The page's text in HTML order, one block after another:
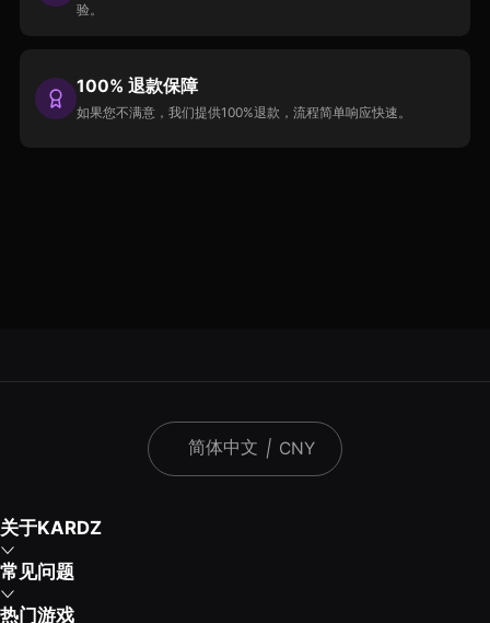
验。
100% 退款保障
如果您不满意，我们提供100%退款，流程简单响应快速。
简体中文 | CNY
关于KARDZ
常见问题
热门游戏